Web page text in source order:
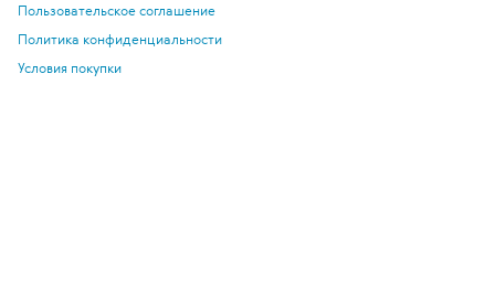
Пользовательское соглашение
Политика конфиденциальности
Условия покупки